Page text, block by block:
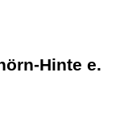
Hinte e.